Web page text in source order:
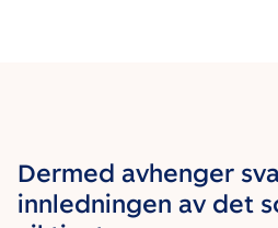
Dermed avhenger
innledningen av det